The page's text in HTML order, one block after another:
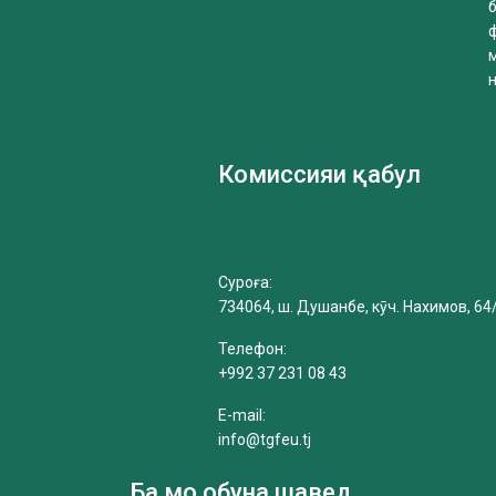
Комиссияи қабул
Суроға:
734064, ш. Душанбе, кӯч. Нахимов,
Телефон:
+992 37 231 08 43
E-mail:
info@tgfeu.tj